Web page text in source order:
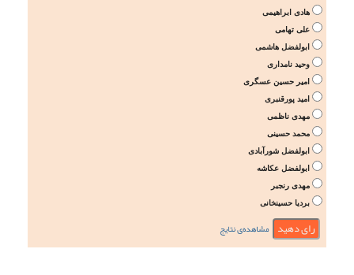
هادی ابراهیمی
علی تهامی
ابولفضل هاشمی
وحید نامداری
امیر حسین عسگری
امید پورقنبری
مهدی ناظمی
محمد حسینی
ابولفضل شورآبادی
ابولفضل عکاشه
مهدی رنجبر
بردیا حسینخانی
مشاهده‌ی نتایج